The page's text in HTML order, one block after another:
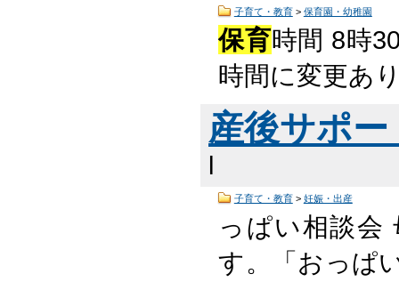
子育て・教育> 保育園・幼稚園
保育時間 8時
時間に変更あ
産後サポ
l
子育て・教育> 妊娠・出産
っぱい相談会
す。「おっぱ